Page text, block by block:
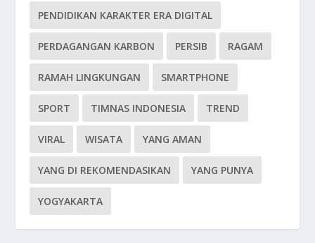
PENDIDIKAN KARAKTER ERA DIGITAL
PERDAGANGAN KARBON PERSIB RAGAM
RAMAH LINGKUNGAN SMARTPHONE
SPORT TIMNAS INDONESIA TREND
VIRAL WISATA YANG AMAN
YANG DI REKOMENDASIKAN YANG PUNYA
YOGYAKARTA